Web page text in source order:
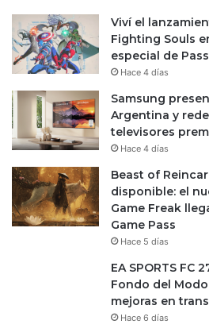
Viví el
Fighting Souls
especial de
Hace 4 días
Samsung
Argentina y
televisores
Hace 4 días
Beast of
disponible: el
Game Freak
Game Pass
Hace 5 días
EA SPORTS FC
Fondo del
mejoras en
Hace 6 días